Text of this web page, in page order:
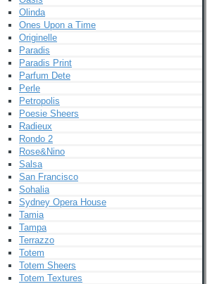
Olinda
Ones Upon a Time
Originelle
Paradis
Paradis Print
Parfum Dete
Perle
Petropolis
Poesie Sheers
Radieux
Rondo 2
Rose&Nino
Salsa
San Francisco
Sohalia
Sydney Opera House
Tamia
Tampa
Terrazzo
Totem
Totem Sheers
Totem Textures